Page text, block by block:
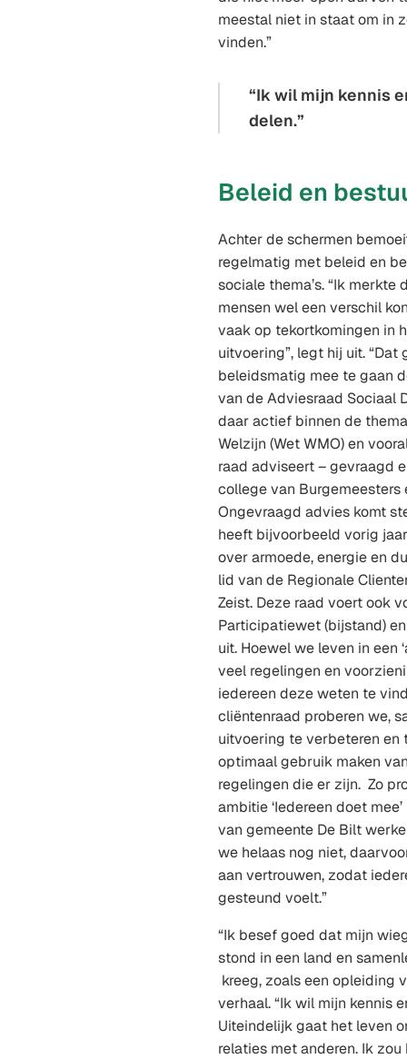
meestal niet in staat om in
vinden.”
Ik wil mijn kennis
delen.
Beleid en
Achter de schermen
regelmatig met beleid en
sociale thema’s. “Ik
mensen wel een verschil
vaak op tekortkomingen in
uitvoering”, legt hij uit.
beleidsmatig mee te gaan
van de Adviesraad Sociaal
daar actief binnen de
Welzijn (Wet WMO) en
raad adviseert – gevraagd
college van Burgemeesters
Ongevraagd advies komt
heeft bijvoorbeeld vorig
over armoede, energie en
lid van de Regionale
Zeist. Deze raad voert ook
Participatiewet (bijstand)
uit. Hoewel we leven in een
veel regelingen en
iedereen deze weten te
cliëntenraad proberen we,
uitvoering te verbeteren en
optimaal gebruik maken
regelingen die er zijn. Zo
ambitie ‘Iedereen doet
van gemeente De Bilt
we helaas nog niet,
aan vertrouwen, zodat
gesteund voelt.”
“Ik besef goed dat mijn
stond in een land en
kreeg, zoals een opleiding
verhaal. “Ik wil mijn kennis
Uiteindelijk gaat het leven
relaties met anderen. Ik